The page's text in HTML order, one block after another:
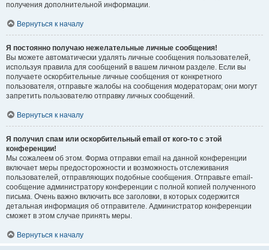
получения дополнительной информации.
Вернуться к началу
Я постоянно получаю нежелательные личные сообщения!
Вы можете автоматически удалять личные сообщения пользователей,
используя правила для сообщений в вашем личном разделе. Если вы
получаете оскорбительные личные сообщения от конкретного
пользователя, отправьте жалобы на сообщения модераторам; они могут
запретить пользователю отправку личных сообщений.
Вернуться к началу
Я получил спам или оскорбительный email от кого-то с этой
конференции!
Мы сожалеем об этом. Форма отправки email на данной конференции
включает меры предосторожности и возможность отслеживания
пользователей, отправляющих подобные сообщения. Отправьте email-
сообщение администратору конференции с полной копией полученного
письма. Очень важно включить все заголовки, в которых содержится
детальная информация об отправителе. Администратор конференции
сможет в этом случае принять меры.
Вернуться к началу